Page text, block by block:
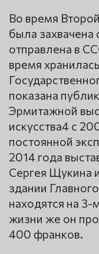
Во время
была захвачена
отправлена в
время
показана
Эрмитажной
искусства4 с
постоянной
2014 года
Сергея Щукина
здании
находятся на
жизни же он
400 франков.